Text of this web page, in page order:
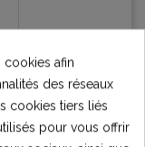
Excellent
Bon
afin
des réseaux
cookies tiers liés
pour vous offrir